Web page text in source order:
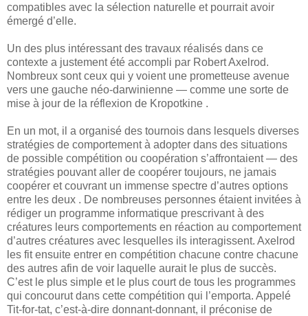
compatibles avec la sélection naturelle et pourrait avoir
émergé d’elle.
Un des plus intéressant des travaux réalisés dans ce
contexte a justement été accompli par Robert Axelrod.
Nombreux sont ceux qui y voient une prometteuse avenue
vers une gauche néo-darwinienne — comme une sorte de
mise à jour de la réflexion de Kropotkine .
En un mot, il a organisé des tournois dans lesquels diverses
stratégies de comportement à adopter dans des situations
de possible compétition ou coopération s’affrontaient — des
stratégies pouvant aller de coopérer toujours, ne jamais
coopérer et couvrant un immense spectre d’autres options
entre les deux . De nombreuses personnes étaient invitées à
rédiger un programme informatique prescrivant à des
créatures leurs comportements en réaction au comportement
d’autres créatures avec lesquelles ils interagissent. Axelrod
les fit ensuite entrer en compétition chacune contre chacune
des autres afin de voir laquelle aurait le plus de succès.
C’est le plus simple et le plus court de tous les programmes
qui concourut dans cette compétition qui l’emporta. Appelé
Tit-for-tat, c’est-à-dire donnant-donnant, il préconise de